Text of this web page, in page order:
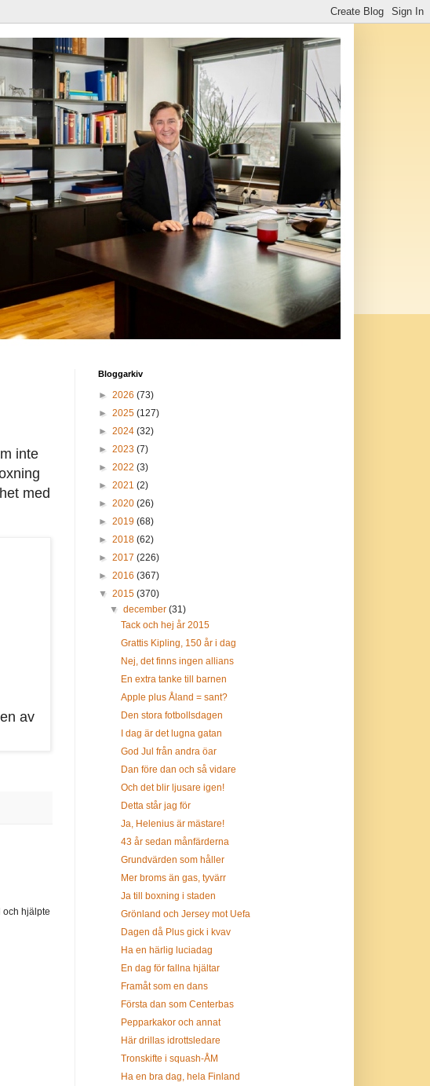
inte
med
av
och hjälpte
Bloggarkiv
► 2026 (73)
► 2025 (127)
► 2024 (32)
► 2023 (7)
► 2022 (3)
► 2021 (2)
► 2020 (26)
► 2019 (68)
► 2018 (62)
► 2017 (226)
► 2016 (367)
▼ 2015 (370)
▼ december (31)
Tack och hej år 2015
Grattis Kipling, 150 år i dag
Nej, det finns ingen allians
En extra tanke till barnen
Apple plus Åland = sant?
Den stora fotbollsdagen
I dag är det lugna gatan
God Jul från andra öar
Dan före dan och så vidare
Och det blir ljusare igen!
Detta står jag för
Ja, Helenius är mästare!
43 år sedan månfärderna
Grundvärden som håller
Mer broms än gas, tyvärr
Ja till boxning i staden
Grönland och Jersey mot Uefa
Dagen då Plus gick i kvav
Ha en härlig luciadag
En dag för fallna hjältar
Framåt som en dans
Första dan som Centerbas
Pepparkakor och annat
Här drillas idrottsledare
Tronskifte i squash-ÅM
Ha en bra dag, hela Finland